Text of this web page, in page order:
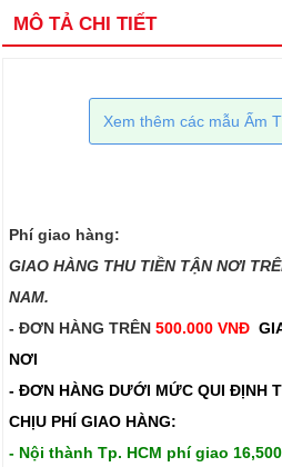
MÔ TẢ CHI TIẾT
Xem thêm các mẫu Ấm
Phí giao hàng:
GIAO HÀNG THU TIỀN TẬN NƠI
NAM.​​
- ĐƠN HÀNG TRÊN500.000 VNĐ
NƠI
- ĐƠN HÀNG DƯỚI MỨC QUI ĐỊNH
CHỊU PHÍ GIAO HÀNG:
- Nội thành Tp. HCM phí giao